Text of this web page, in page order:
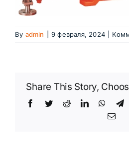
By admin 9 февраля, 2024
Share This Story,
Facebook
TwitterRedditLinkedIn